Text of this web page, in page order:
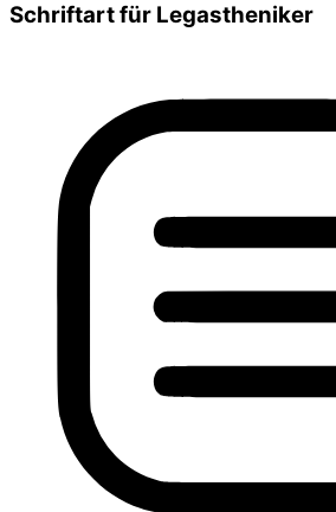
Schriftart für Legastheniker